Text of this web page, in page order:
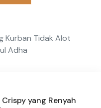
Kurban Tidak Alot
Adha
yang Renyah